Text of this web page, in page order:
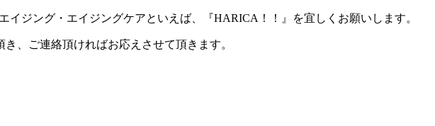
ジング・エイジングケアといえば、『HARICA！！』を宜しくお願いします。
、ご連絡頂ければお応えさせて頂きます。